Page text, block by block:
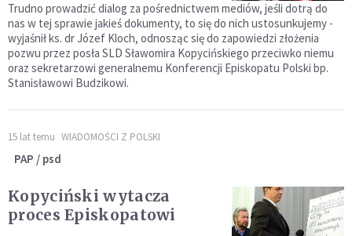
Trudno prowadzić dialog za pośrednictwem mediów, jeśli dotrą do
nas w tej sprawie jakieś dokumenty, to się do nich ustosunkujemy -
wyjaśnił ks. dr Józef Kloch, odnosząc się do zapowiedzi złożenia
pozwu przez posła SLD Sławomira Kopycińskiego przeciwko niemu
oraz sekretarzowi generalnemu Konferencji Episkopatu Polski bp.
Stanisławowi Budzikowi.
15 lat temu WIADOMOŚCI Z POLSKI
PAP / psd
Kopyciński wytacza
proces Episkopatowi